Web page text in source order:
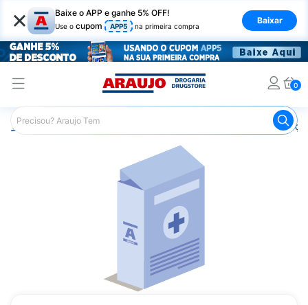
× Baixe o APP e ganhe 5% OFF!
Use o cupom APP5 na primeira compra
Baixar
0
Araujo Medicamentos Remédios para Alergias e